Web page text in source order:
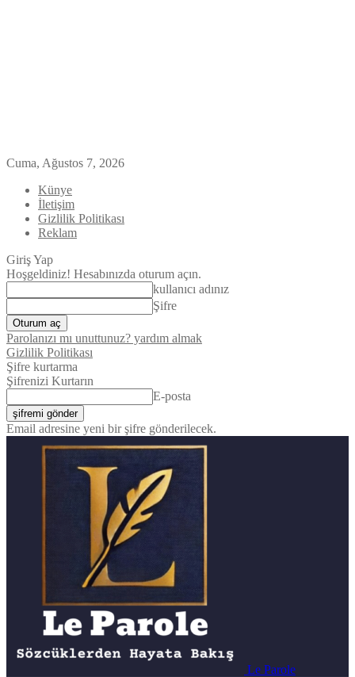
Cuma, Ağustos 7, 2026
Künye
İletişim
Gizlilik Politikası
Reklam
Giriş Yap
Hoşgeldiniz! Hesabınızda oturum açın.
kullanıcı adınız
Şifre
Parolanızı mı unuttunuz? yardım almak
Gizlilik Politikası
Şifre kurtarma
Şifrenizi Kurtarın
E-posta
Email adresine yeni bir şifre gönderilecek.
Le Parole